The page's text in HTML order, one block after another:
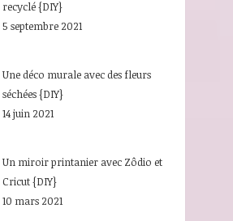
recyclé {DIY}
5 septembre 2021
Une déco murale avec des fleurs
séchées {DIY}
14 juin 2021
Un miroir printanier avec Zôdio et
Cricut {DIY}
10 mars 2021